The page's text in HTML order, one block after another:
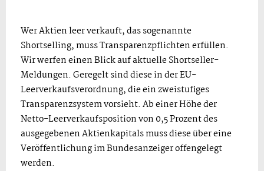
Wer Aktien leer verkauft, das sogenannte
Shortselling, muss Transparenzpflichten erfüllen.
Wir werfen einen Blick auf aktuelle Shortseller-
Meldungen. Geregelt sind diese in der EU-
Leerverkaufsverordnung, die ein zweistufiges
Transparenzsystem vorsieht. Ab einer Höhe der
Netto-Leerverkaufsposition von 0,5 Prozent des
ausgegebenen Aktienkapitals muss diese über eine
Veröffentlichung im Bundesanzeiger offengelegt
werden.